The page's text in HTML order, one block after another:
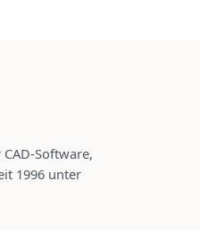
Software,
1996 unter